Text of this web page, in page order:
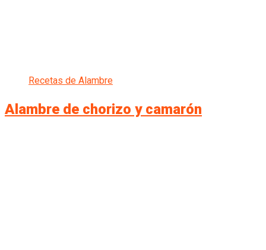
Recetas de Alambre
Alambre de chorizo y camarón